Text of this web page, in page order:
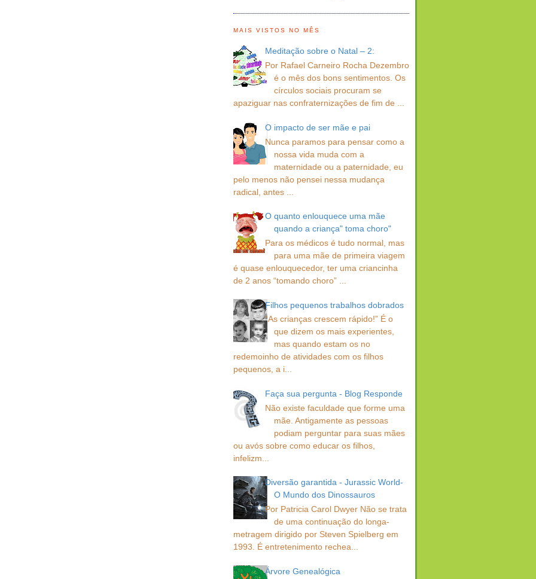
MAIS VISTOS NO MÊS
Meditação sobre o Natal – 2:
Por Rafael Carneiro Rocha Dezembro
é o mês dos bons sentimentos. Os
círculos sociais procuram se
apaziguar nas confraternizações de fim de ...
O impacto de ser mãe e pai
Nunca paramos para pensar como a
nossa vida muda com a
maternidade ou a paternidade, eu
pelo menos não pensei nessa mudança
radical, antes ...
O quanto enlouquece uma mãe
quando a criança" toma choro"
Para os médicos é tudo normal, mas
para uma mãe de primeira viagem
é quase enlouquecedor, ter uma criancinha
de 2 anos “tomando choro” ...
Filhos pequenos trabalhos dobrados
“As crianças crescem rápido!” É o
que dizem os mais experientes,
mas quando estam os no
redemoinho de atividades com os filhos
pequenos, a i...
Faça sua pergunta - Blog Responde
Não existe faculdade que forme uma
mãe. Antigamente as pessoas
podiam perguntar para suas mães
ou avós sobre como educar os filhos,
infelizm...
Diversão garantida - Jurassic World-
O Mundo dos Dinossauros
Por Patricia Carol Dwyer Não se trata
de uma continuação do longa-
metragem dirigido por Steven Spielberg em
1993. É entretenimento rechea...
Árvore Genealógica